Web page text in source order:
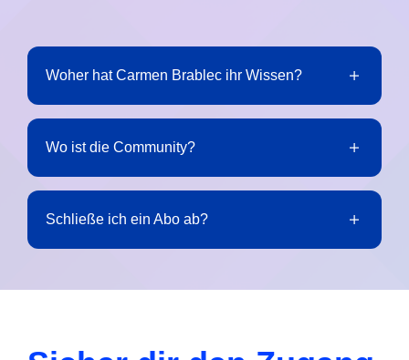
Woher hat Carmen Brablec ihr Wissen?
Wo ist die Community?
Schließe ich ein Abo ab?